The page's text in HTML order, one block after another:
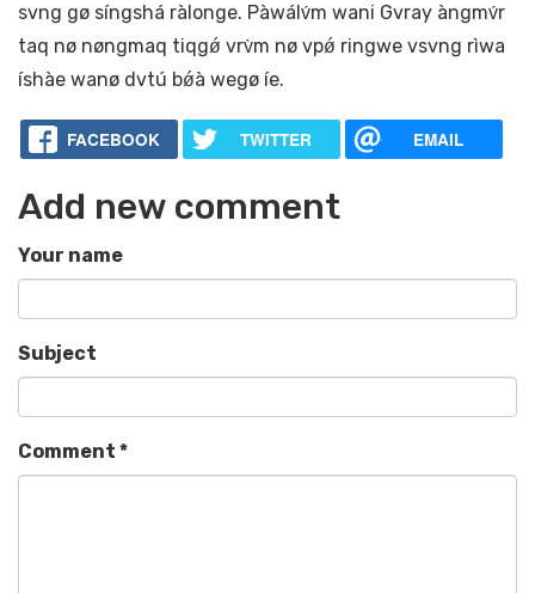
svng gø síngshá ràlonge. Pàwálv́m wani Gvray àngmv́r
taq nø nøngmaq tiqgǿ vrv̀m nø vpǿ ringwe vsvng rìwa
íshàe wanø dvtú bǿà wegø íe.
FACEBOOK TWITTER EMAIL
Add new comment
Your name
Subject
Comment *